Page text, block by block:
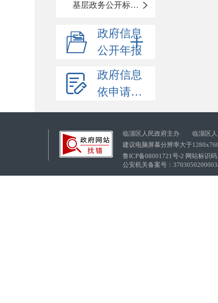
基层政务公开标准化目录
政府信息
公开年报
政府信息
依申请公开
临淄区人民政府主办 临淄区人
建议电脑屏幕分辨率大于
鲁ICP备08001721号-2 网站标识
公安机关备案号：